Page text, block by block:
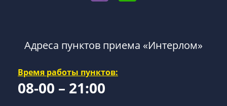
Адреса пунктов приема «Интерлом»
Время работы пунктов:
08-00 – 21:00